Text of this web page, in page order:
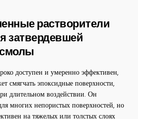
растворители
затвердевшей
доступен и умеренно эффективен,
смягчать эпоксидные поверхности,
длительном воздействии. Он
многих непористых поверхностей, но
на тяжелых или толстых слоях